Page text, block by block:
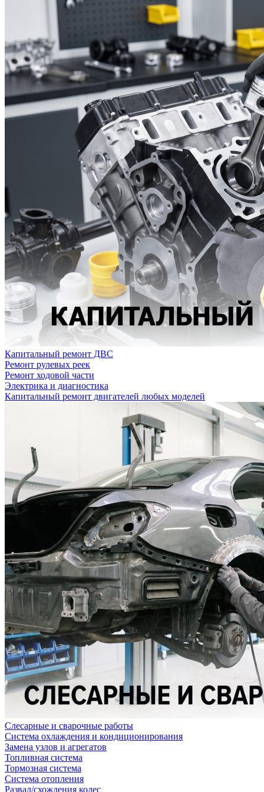
Капитальный ремонт ДВС
Ремонт рулевых реек
Ремонт ходовой части
Электрика и диагностика
Капитальный ремонт двигателей любых моделей
Слесарные и сварочные работы
Система охлаждения и кондиционирования
Замена узлов и агрегатов
Топливная система
Тормозная система
Система отопления
Развал/схождения колес